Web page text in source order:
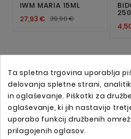
IWM MARIA 15ML
27,93 € 39,90 €
Ta spletna trgovina uporablja
delovanja spletne strani,
in oglaševanje. Piškotki za
oglaševanje, ki jih nastavijo
uporabo funkcij družbenih
prilagojenih oglasov.